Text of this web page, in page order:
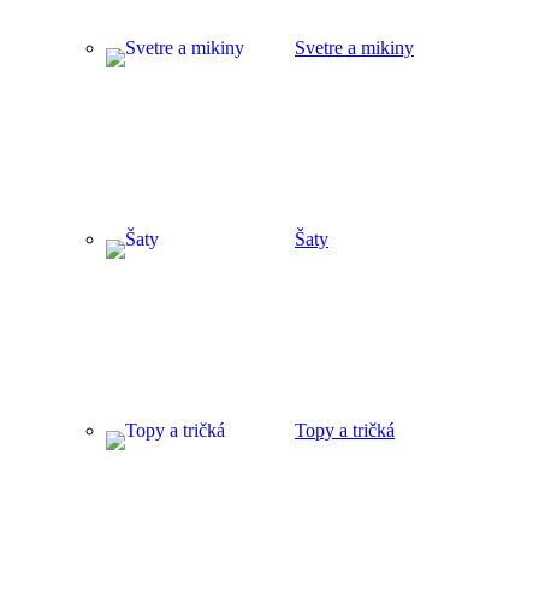
Svetre a mikiny
Šaty
Topy a tričká